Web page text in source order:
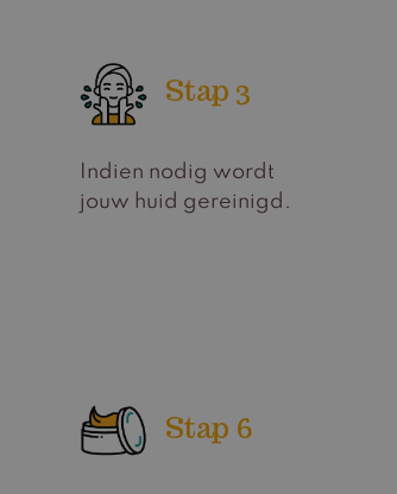
Stap 3
Indien nodig wordt
jouw huid gereinigd.
Stap 6